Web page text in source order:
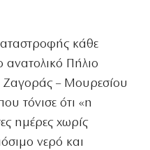
κάθε
Πήλιο
Ζαγοράς – Μουρεσίου
τόνισε ότι «η
ημέρες χωρίς
νερό και